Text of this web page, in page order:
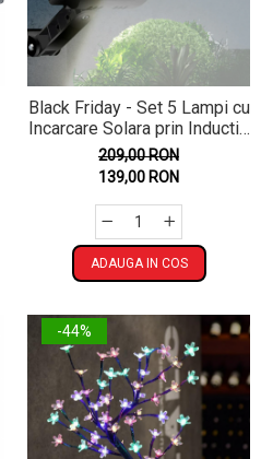
Black Friday - Set 5 Lampi cu
Incarcare Solara prin Inductie
160 LED-uri COB,
telecomanda
209,00 RON
139,00 RON
ADAUGA IN COS
-44%